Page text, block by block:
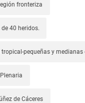
fronteriza
40 heridos.
pequeñas y
de Cáceres